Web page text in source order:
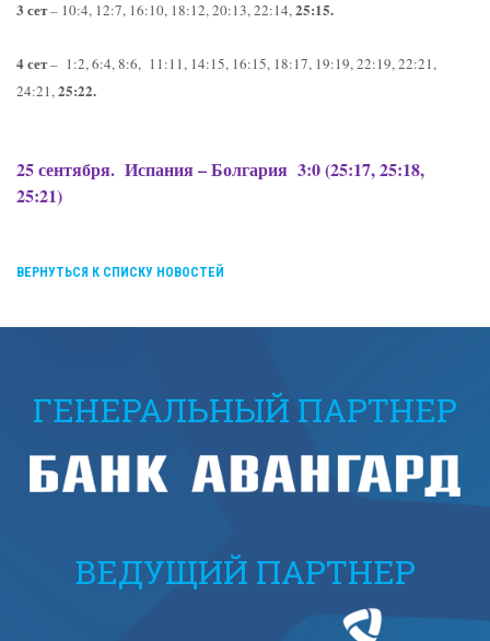
3 сет– 10:4, 12:7, 16:10, 18:12, 20:13, 22:14,25:15.
4 сет– 1:2, 6:4, 8:6, 11:11, 14:15, 16:15, 18:17, 19:19, 22:19, 22:21,
24:21,25:22.
25 сентября. Испания – Болгария 3:0 (25:17, 25:18,
25:21)
ВЕРНУТЬСЯ К СПИСКУ НОВОСТЕЙ
ГЕНЕРАЛЬНЫЙ ПАРТНЕР
ВЕДУЩИЙ ПАРТНЕР